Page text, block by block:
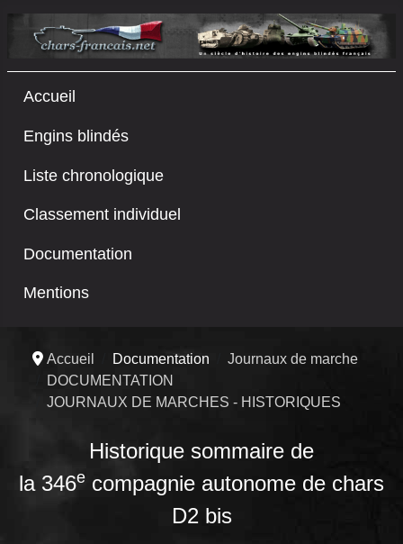
Accueil
Engins blindés
Liste chronologique
Classement individuel
Documentation
Mentions
Accueil Documentation
Journaux de marche
DOCUMENTATION
JOURNAUX DE MARCHES - HISTORIQUES
Historique sommaire de
la 346e compagnie autonome de chars
D2 bis